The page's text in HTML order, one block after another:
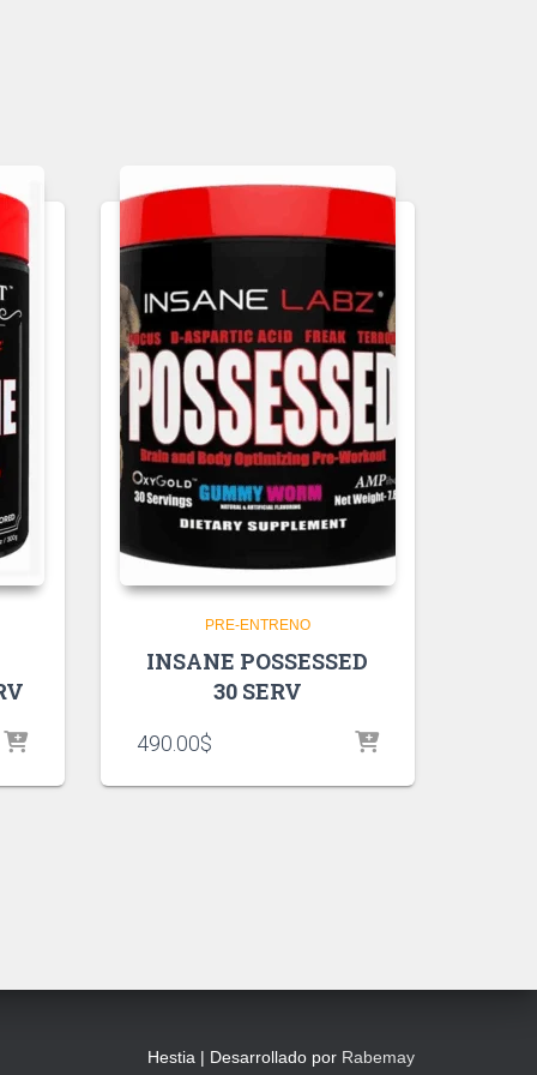
PRE-ENTRENO
INSANE POSSESSED
30 SERV
490.00$
Hestia | Desarrollado por Rabemay